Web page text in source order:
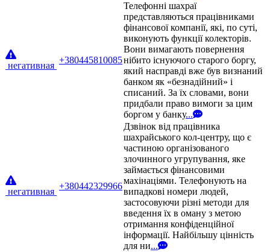
негативная
+380445810085
Телефонні шахраї
представляються працівниками
фінансової компанії, які, по суті,
виконують функції колекторів.
Вони вимагають повернення
нібито існуючого старого боргу,
який насправді вже був визнаний
банком як «безнадійний» і
списаний. За їх словами, вони
придбали право вимоги за цим
боргом у банку...
негативная
+380442329966
Дзвінок від працівника
шахрайського кол-центру, що є
частиною організованого
злочинного угрупування, яке
займається фінансовими
махінаціями. Телефонують на
випадкові номери людей,
застосовуючи різні методи для
введення їх в оману з метою
отримання конфіденційної
інформації. Найбільшу цінність
для ни...